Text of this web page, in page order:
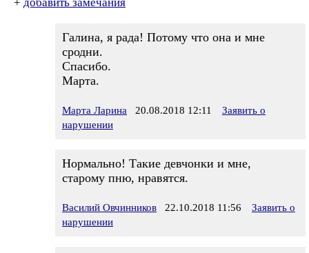
Галина, я рада! Потому что она и мне
сродни.
Спасибо.
Марта.
Марта Ларина 20.08.2018 12:11
Заявить о
нарушении
Нормально! Такие девчонки и мне,
старому пню, нравятся.
Василий Овчинников 22.10.2018 11:56
Заявить о
нарушении